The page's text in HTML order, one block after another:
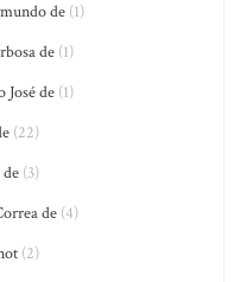
de (1)
de(1)
de(1)
(22)
(3)
de(4)
(2)